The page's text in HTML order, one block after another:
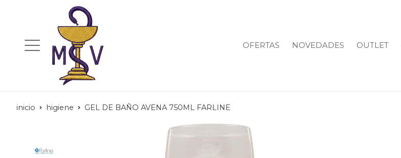
OFERTAS NOVEDADES OUTLET
inicio higiene GEL DE BAÑO AVENA 750ML FARLINE